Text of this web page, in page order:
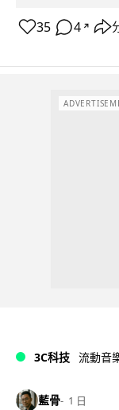
35 4 ↗
3C科技 流動音
藍骨 1 日